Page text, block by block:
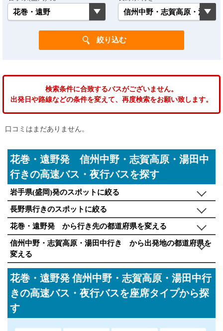
検索条件に合致するバスがございません。
出発日や路線などの条件を変えて、再度検索をお願い致します。
口コミはまだありません。
花巻・遠野発 信州中野・志賀高原・湯田中
行きの高速バス・夜行バスを探す
岩手県(盛岡)発のスポットに絞る
長野県行きのスポットに絞る
花巻・遠野発 から行き先の都道府県を変える
信州中野・志賀高原・湯田中行き から出発地の都道府県を
変える
花巻・遠野発 信州中野・志賀高原・湯田中行
きの高速バス・夜行バスを座席タイプから探
す